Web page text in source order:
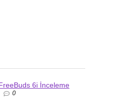
6i İnceleme
0